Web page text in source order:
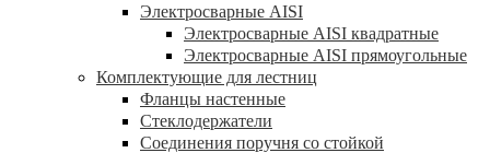
Электросварные AISI
Электросварные AISI квадратные
Электросварные AISI прямоугольные
Комплектующие для лестниц
Фланцы настенные
Стеклодержатели
Соединения поручня со стойкой